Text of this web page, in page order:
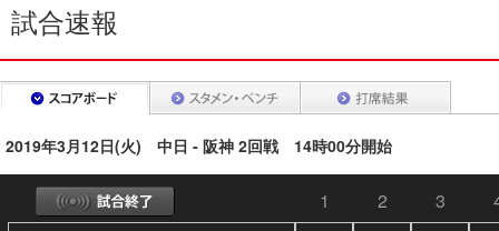
試合速報
2019年3月12日(火) 中日 - 阪神 2回戦 14時00分開始
1 2 3